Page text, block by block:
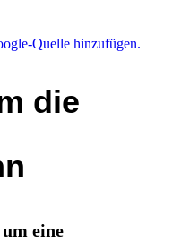
Quelle hinzufügen.
die
eine